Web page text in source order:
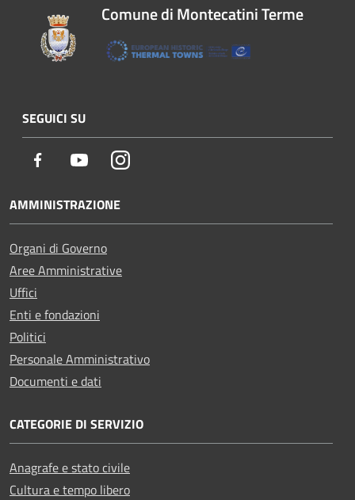
Comune di Montecatini Terme
SEGUICI SU
Facebook YoutubeInstagram
AMMINISTRAZIONE
Organi di Governo
Aree Amministrative
Uffici
Enti e fondazioni
Politici
Personale Amministrativo
Documenti e dati
CATEGORIE DI SERVIZIO
Anagrafe e stato civile
Cultura e tempo libero